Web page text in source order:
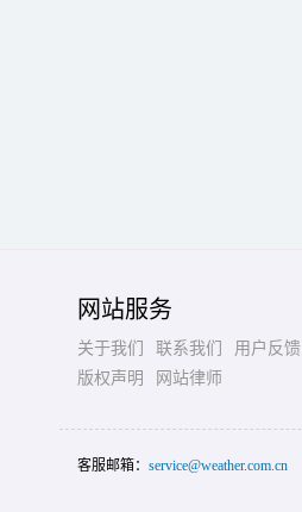
网站服务
关于我们 联系我们
用户反馈
版权声明
网站律师
客服邮箱： service@weather.com.cn